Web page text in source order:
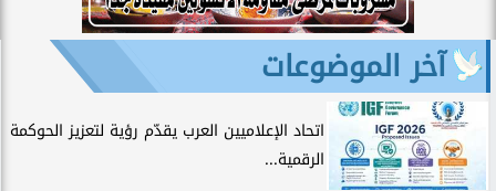
آخر الموضوعات
اتحاد الإعلاميين العرب يقدّم رؤية لتعزيز الحوكمة
الرقمية...